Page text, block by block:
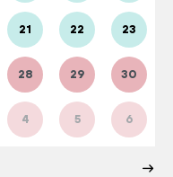
21 22 23
28 29 30
4 5 6